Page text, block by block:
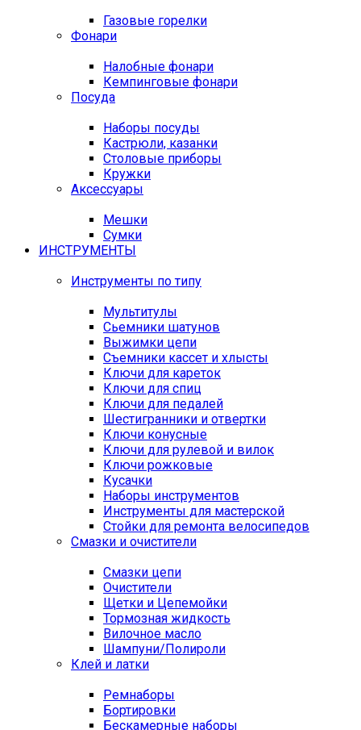
Газовые горелки
Фонари
Налобные фонари
Кемпинговые фонари
Посуда
Наборы посуды
Кастрюли, казанки
Столовые приборы
Кружки
Аксессуары
Мешки
Сумки
ИНСТРУМЕНТЫ
Инструменты по типу
Мультитулы
Сьемники шатунов
Выжимки цепи
Съемники кассет и хлысты
Ключи для кареток
Ключи для спиц
Ключи для педалей
Шестигранники и отвертки
Ключи конусные
Ключи для рулевой и вилок
Ключи рожковые
Кусачки
Наборы инструментов
Инструменты для мастерской
Стойки для ремонта велосипедов
Смазки и очистители
Смазки цепи
Очистители
Щетки и Цепемойки
Тормозная жидкость
Вилочное масло
Шампуни/Полироли
Клей и латки
Ремнаборы
Бортировки
Бескамерные наборы